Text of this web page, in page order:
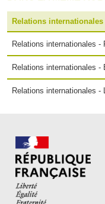
Relations internationales
Relations internationales -
Relations internationales -
Relations internationales -